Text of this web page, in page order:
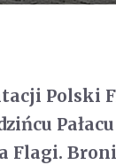
Polski
Flagi.